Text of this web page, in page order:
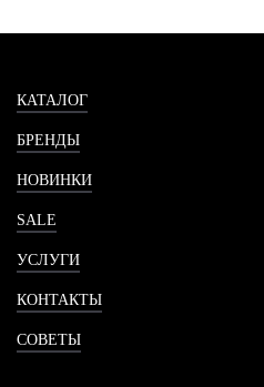
КАТАЛОГ
БРЕНДЫ
НОВИНКИ
SALE
УСЛУГИ
КОНТАКТЫ
СОВЕТЫ